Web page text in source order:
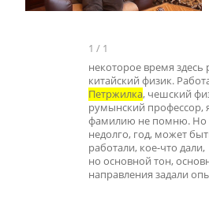
1 / 1
некоторое время здесь
китайский физик.
Петржилка, чешский
румынский профессор,
фамилию не помню. Но
недолго, год, может
работали, кое-что дали,
но основной тон,
направления задали